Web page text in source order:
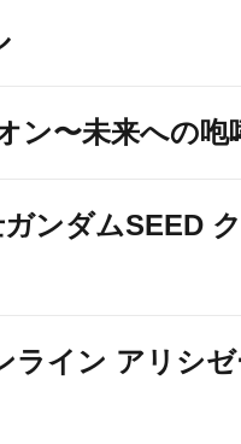
ン〜未来への咆
ンダムSEED
ライン アリシ